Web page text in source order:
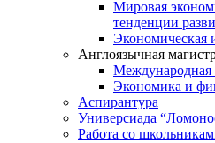
Мировая
тенденции
Экономическая
Англоязычная
Экономика и
Аспирантура
Универсиада
Работа со